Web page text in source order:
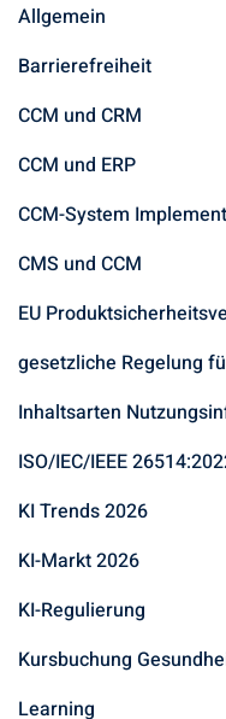
Allgemein
Barrierefreiheit
CCM und CRM
CCM und ERP
CCM-System
CMS und CCM
EU
gesetzliche Regelung
Inhaltsarten
ISO/IEC/IEEE
KI Trends 2026
KI-Markt 2026
KI-Regulierung
Kursbuchung
Learning